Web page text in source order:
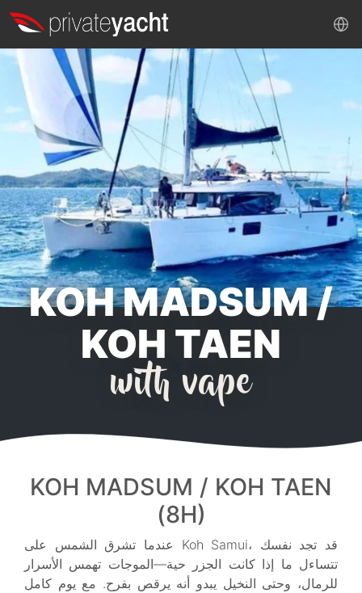
KOH MADSUM /
KOH TAEN
with vape
KOH MADSUM / KOH TAEN
(8H)
عندما تشرق الشمس على Koh Samui، قد تجد نفسك
تتساءل ما إذا كانت الجزر حية—الموجات تهمس الأسرار
للرمال، وحتى النخيل يبدو أنه يرقص بفرح. مع يوم كامل